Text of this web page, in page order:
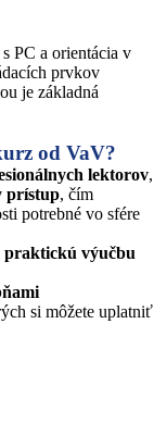
PC a orientácia v
prvkov
je základná
od VaV?
lektorov,
prístup, čím
potrebné vo sfére
praktickú výučbu
si môžete uplatniť